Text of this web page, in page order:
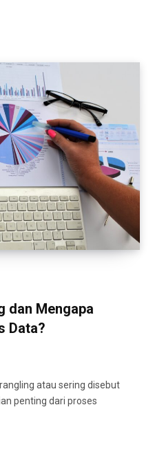
dan Mengapa
Data?
atau sering disebut
penting dari proses